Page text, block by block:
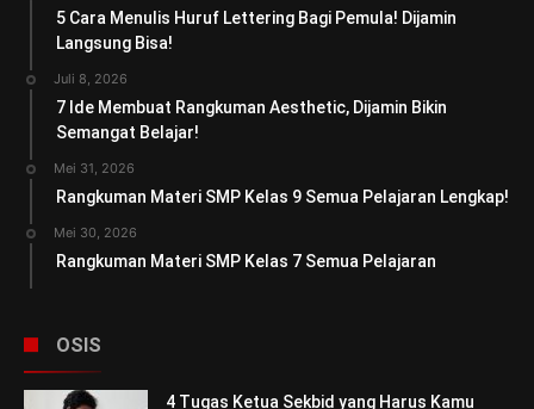
5 Cara Menulis Huruf Lettering Bagi Pemula! Dijamin
Langsung Bisa!
Juli 8, 2026
7 Ide Membuat Rangkuman Aesthetic, Dijamin Bikin
Semangat Belajar!
Mei 31, 2026
Rangkuman Materi SMP Kelas 9 Semua Pelajaran Lengkap!
Mei 30, 2026
Rangkuman Materi SMP Kelas 7 Semua Pelajaran
OSIS
4 Tugas Ketua Sekbid yang Harus Kamu